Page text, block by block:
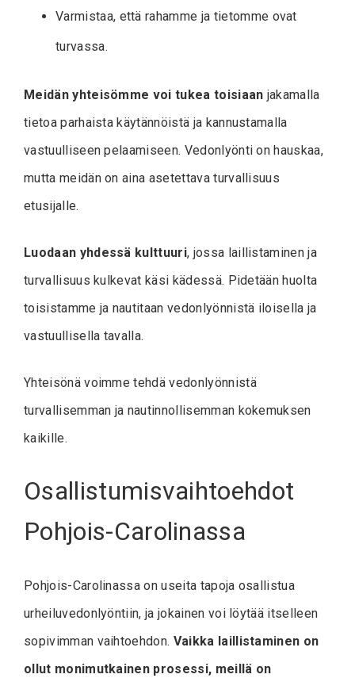
Varmistaa, että rahamme ja tietomme ovat
turvassa.
Meidän yhteisömme voi tukea toisiaan jakamalla
tietoa parhaista käytännöistä ja kannustamalla
vastuulliseen pelaamiseen. Vedonlyönti on hauskaa,
mutta meidän on aina asetettava turvallisuus
etusijalle.
Luodaan yhdessä kulttuuri, jossa laillistaminen ja
turvallisuus kulkevat käsi kädessä. Pidetään huolta
toisistamme ja nautitaan vedonlyönnistä iloisella ja
vastuullisella tavalla.
Yhteisönä voimme tehdä vedonlyönnistä
turvallisemman ja nautinnollisemman kokemuksen
kaikille.
Osallistumisvaihtoehdot
Pohjois-Carolinassa
Pohjois-Carolinassa on useita tapoja osallistua
urheiluvedonlyöntiin, ja jokainen voi löytää itselleen
sopivimman vaihtoehdon. Vaikka laillistaminen on
ollut monimutkainen prosessi, meillä on